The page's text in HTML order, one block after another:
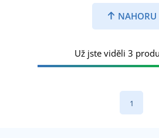
NAHORU
Už jste viděli 3
1